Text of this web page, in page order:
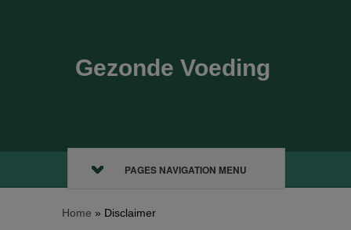
Gezonde Voeding
PAGES NAVIGATION MENU
Home » Disclaimer